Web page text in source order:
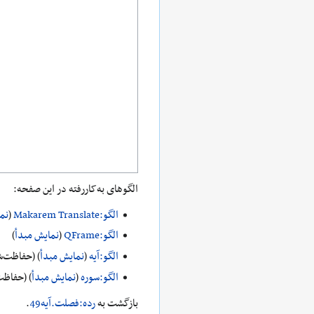
الگوهای به‌کاررفته در این صفحه:
الگو:Makarem Translate
(
الگو:QFrame
(نمایش مبدأ)
الگو:آیه(نمایش مبدأ)
الگو:سوره(نمایش مبدأ)
بازگشت بهرده:فصلت.آیه49 .